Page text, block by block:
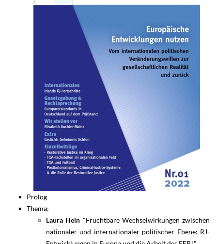
Prolog
Thema:
Laura Hein "Fruchtbare Wechselwirkungen zwischen
nationaler und internationaler politischer Ebene: RJ-